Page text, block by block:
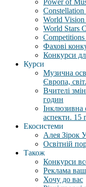
Power of
World
World Stars
Фахові
Конкурси
Курси
Музична
Європа,
Вчителі
годин
Інклюзивна
аспекти. 15
Екосистеми
Алея Зірок
Освітній
Також
Конкурси
Реклама
Хочу до вас